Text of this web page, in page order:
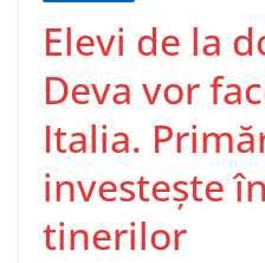
Elevi de la
Deva vor
Italia.
investește
tinerilor